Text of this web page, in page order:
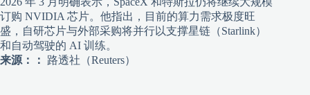
订购 NVIDIA 芯片。他指出，目前的算力需求极度旺
盛，自研芯片与外部采购将并行以支撑星链（Starlink）
和自动驾驶的 AI 训练。
来源：：
路透社（Reuters）